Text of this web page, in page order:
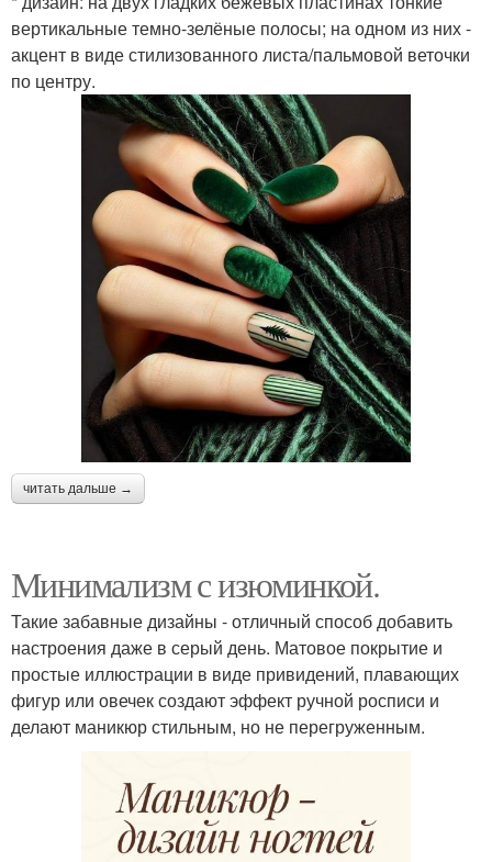
вертикальные темно-зелёные полосы; на одном из них -
акцент в виде стилизованного листа/пальмовой веточки
по центру.
читать дальше →
Минимализм с изюминкой.
Такие забавные дизайны - отличный способ добавить
настроения даже в серый день. Матовое покрытие и
простые иллюстрации в виде привидений, плавающих
фигур или овечек создают эффект ручной росписи и
делают маникюр стильным, но не перегруженным.